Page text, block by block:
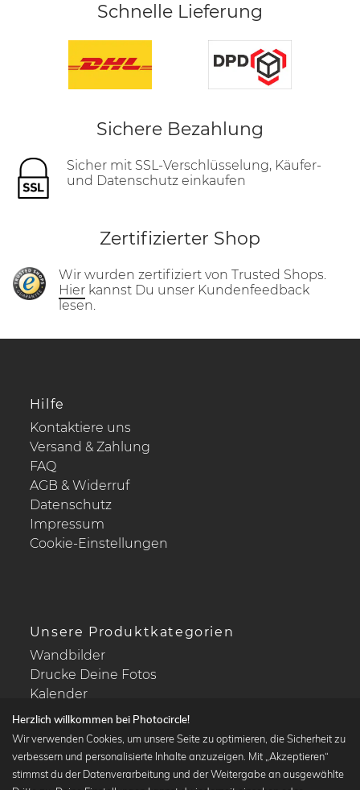
Schnelle Lieferung
Sichere Bezahlung
Sicher mit SSL-Verschlüsselung, Käufer-
und Datenschutz einkaufen
Zertifizierter Shop
Wir wurden zertifiziert von Trusted Shops.
Hier kannst Du unser Kundenfeedback
lesen.
Hilfe
Kontaktiere uns
Versand & Zahlung
FAQ
AGB & Widerruf
Datenschutz
Impressum
Cookie-Einstellungen
Unsere Produktkategorien
Wandbilder
Drucke Deine Fotos
Kalender
Beliebte Kollektionen
Herzlich willkommen bei Photocircle!
Wir verwenden Cookies, um unsere Seite zu optimieren, die Sicherheit zu
verbessern und personalisierte Inhalte anzuzeigen. Mit „Akzeptieren“
stimmst du der Datenverarbeitung und der Weitergabe an ausgewählte